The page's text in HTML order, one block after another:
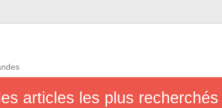
articles les plus